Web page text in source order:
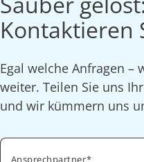
Kontaktieren
Egal welche Anfragen –
weiter. Teilen Sie uns
und wir kümmern uns
Ansprechpartner